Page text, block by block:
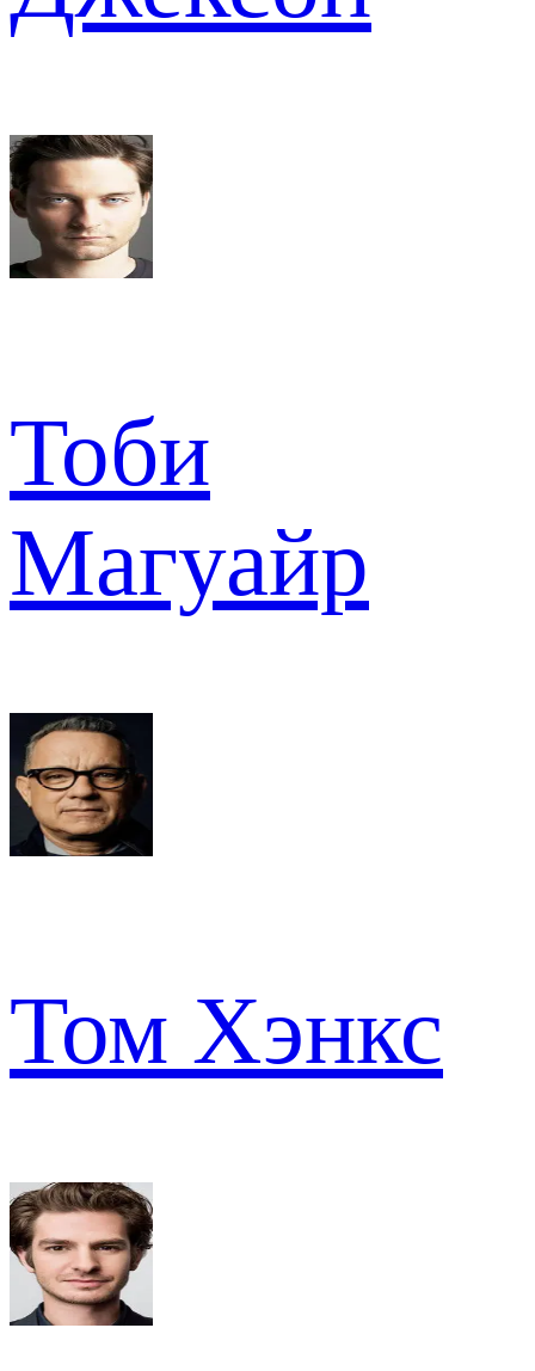
Тоби
Магуайр
Том Хэнкс